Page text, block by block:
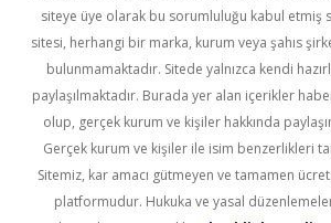
siteye üye olarak bu sorumluluğu kabul etmiş
sitesi, herhangi bir marka, kurum veya şahıs
bulunmamaktadır. Sitede yalnızca kendi
paylaşılmaktadır. Burada yer alan içerikler
olup, gerçek kurum ve kişiler hakkında
Gerçek kurum ve kişiler ile isim benzerlikleri
Sitemiz, kar amacı gütmeyen ve tamamen
platformudur. Hukuka ve yasal